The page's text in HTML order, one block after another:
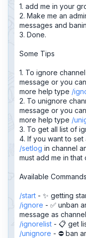
1. add me in your
2. Make me an
messages and
3. Done.
Some Tips
1. To ignore
message or you
more help type
2. To unignore
message or you
more help type
3. To get all list of
4. If you want to
setlog in channel
must add me in that
Available Commands
start - ✨ getting
ignore - ✅ unban
message as
ignorelist - 📋 get
unignore - ⛔️ ban